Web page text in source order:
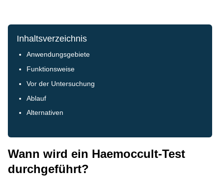
Inhaltsverzeichnis
Anwendungsgebiete
Funktionsweise
Vor der Untersuchung
Ablauf
Alternativen
Wann wird ein Haemoccult-Test
durchgeführt?